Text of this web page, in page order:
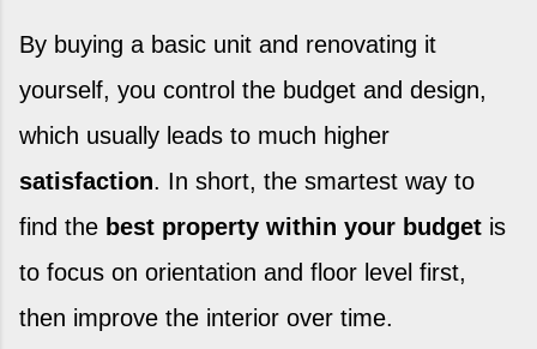
By buying a basic unit and renovating it
yourself, you control the budget and design,
which usually leads to much higher
satisfaction. In short, the smartest way to
find the best property within your budget is
to focus on orientation and floor level first,
then improve the interior over time.